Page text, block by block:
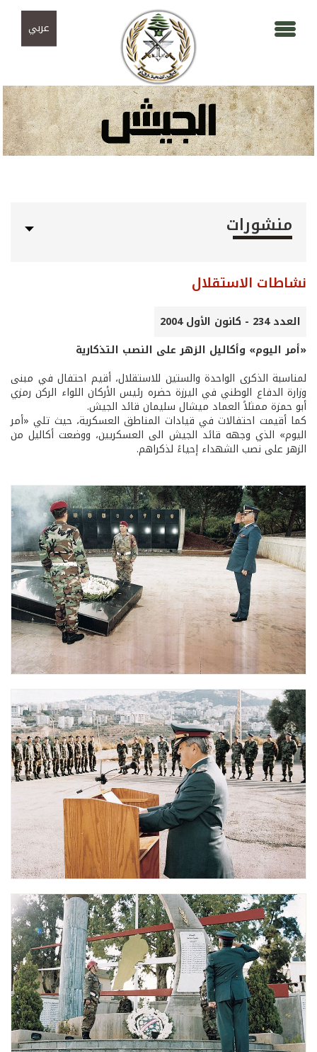
عربي
منشورات
نشاطات الاستقلال
العدد 234 - كانون الأول 2004
«أمر اليوم» وأكاليل الزهر على النصب التذكارية
لمناسبة الذكرى الواحدة والستين للاستقلال، أقيم احتفال في مبنى
وزارة الدفاع الوطني في اليرزة حضره رئيس الأركان اللواء الركن رمزي
أبو حمزة ممثلاً العماد ميشال سليمان قائد الجيش.
كما أقيمت احتفالات في قيادات المناطق العسكرية، حيث تلي «أمر
اليوم» الذي وجهه قائد الجيش الى العسكريين، ووضعت أكاليل من
الزهر على نصب الشهداء إحياءً لذكراهم.